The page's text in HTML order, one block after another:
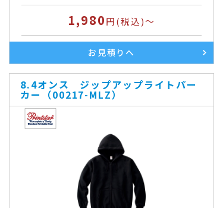
1,980円(税込)～
お見積りへ
8.4オンス ジップアップライトパー
カー（00217-MLZ）